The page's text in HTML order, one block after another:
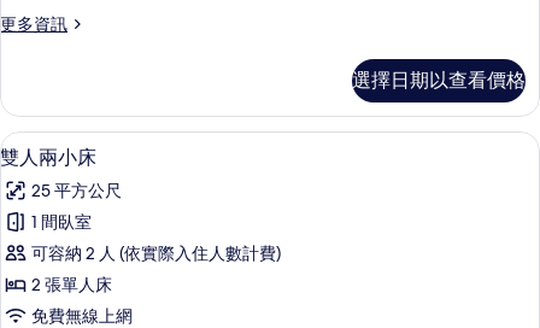
的
有
相
片
更多資訊
更
四
人
房
詳
情
選擇日期以查看價格
顯
示
雙
人
兩
小
雙人兩小床 | 起居區 | 22-吋 LCD 液晶
12
雙人兩小床
25 平方公尺
1 間臥室
可容納 2 人 (依實際入住人數計費)
2 張單人床
免費無線上網